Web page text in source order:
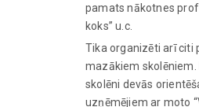
pamats nākotnes
koks” u.c.
Tika organizēti arī citi
mazākiem
skolēni devās
uzņēmējiem ar moto